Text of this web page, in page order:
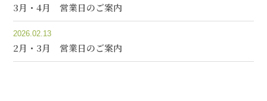
3月・4月 営業日のご案内
2026.02.13
2月・3月 営業日のご案内